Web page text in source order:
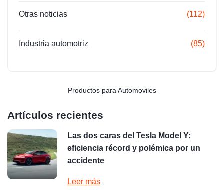
Otras noticias (112)
Industria automotriz (85)
Productos para Automoviles
Artículos recientes
Las dos caras del Tesla Model Y:
eficiencia récord y polémica por un
accidente
Leer más